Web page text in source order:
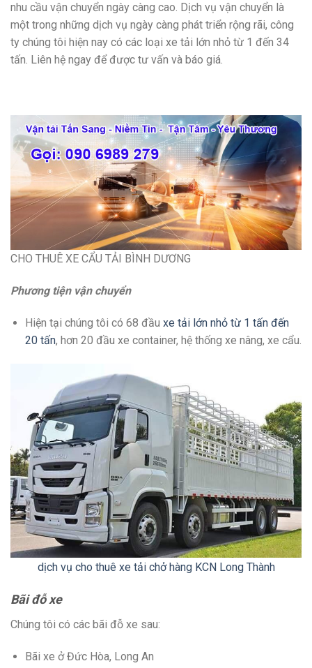
nhu cầu vận chuyển ngày càng cao. Dịch vụ vận chuyển là
một trong những dịch vụ ngày càng phát triển rộng rãi, công
ty chúng tôi hiện nay có các loại xe tải lớn nhỏ từ 1 đến 34
tấn. Liên hệ ngay để được tư vấn và báo giá.
CHO THUÊ XE CẨU TẢI BÌNH DƯƠNG
Phương tiện vận chuyển
Hiện tại chúng tôi có 68 đầu xe tải lớn nhỏ từ 1 tấn đến
20 tấn, hơn 20 đầu xe container, hệ thống xe nâng, xe cẩu.
dịch vụ cho thuê xe tải chở hàng KCN Long Thành
Bãi đỗ xe
Chúng tôi có các bãi đỗ xe sau:
Bãi xe ở Đức Hòa, Long An